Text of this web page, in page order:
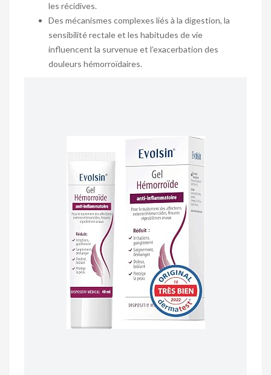
les récidives.
Des mécanismes complexes liés à la digestion, la
sensibilité rectale et les habitudes de vie
influencent la survenue et l’exacerbation des
douleurs hémorroïdaires.